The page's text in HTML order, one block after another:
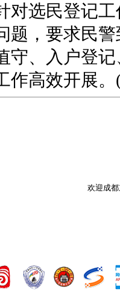
对选民登记
题，要求民
守、入户登
作高效开展
欢迎成